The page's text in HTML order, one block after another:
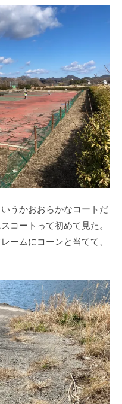
うかおおらかなコートだ
コートって初めて見た。
ームにコーンと当てて、